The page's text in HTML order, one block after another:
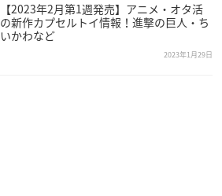
【2023年2月第1週発売】アニメ・オタ活
の新作カプセルトイ情報！進撃の巨人・ち
いかわなど
2023年1月29日